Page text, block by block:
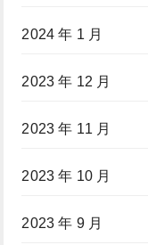
2024 年 1 月
2023 年 12 月
2023 年 11 月
2023 年 10 月
2023 年 9 月